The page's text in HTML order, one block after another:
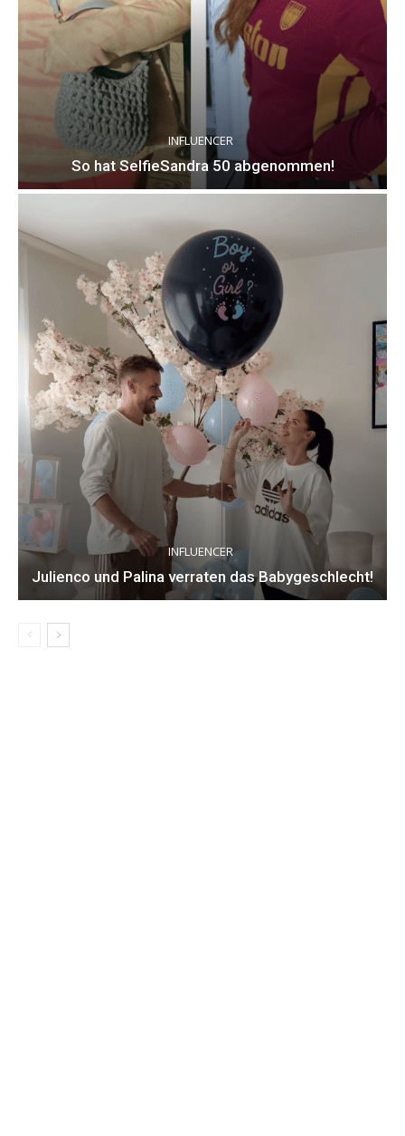
INFLUENCER
So hat SelfieSandra 50 abgenommen!
INFLUENCER
Julienco und Palina verraten das Babygeschlecht!